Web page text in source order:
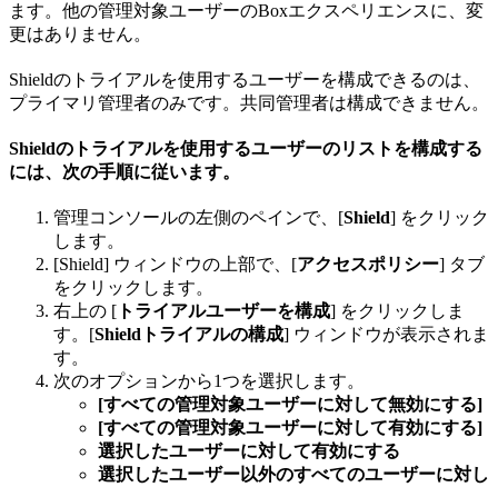
ます。他の管理対象ユーザーのBoxエクスペリエンスに、変
更はありません。
Shieldのトライアルを使用するユーザーを構成できるのは、
プライマリ管理者のみです。共同管理者は構成できません。
Shieldのトライアルを使用するユーザーのリストを構成する
には、次の手順に従います。
管理コンソールの左側のペインで、[Shield] をクリック
します。
[Shield] ウィンドウの上部で、[アクセスポリシー] タブ
をクリックします。
右上の [ トライアルユーザーを構成] をクリックしま
す。[Shieldトライアルの構成] ウィンドウが表示されま
す。
次のオプションから1つを選択します。
[すべての管理対象ユーザーに対して無効にする]
[すべての管理対象ユーザーに対して有効にする]
選択したユーザーに対して有効にする
選択したユーザー以外のすべてのユーザーに対し